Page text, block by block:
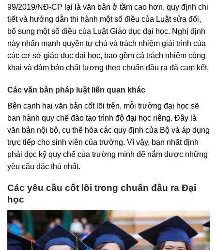
99/2019/NĐ-CP lại là văn bản ở tầm cao hơn, quy định chi
tiết và hướng dẫn thi hành một số điều của Luật sửa đổi,
bổ sung một số điều của Luật Giáo dục đại học. Nghị định
này nhấn mạnh quyền tự chủ và trách nhiệm giải trình của
các cơ sở giáo dục đại học, bao gồm cả trách nhiệm công
khai và đảm bảo chất lượng theo chuẩn đầu ra đã cam kết.
Các văn bản pháp luật liên quan khác
Bên cạnh hai văn bản cốt lõi trên, mỗi trường đại học sẽ
ban hành quy chế đào tạo trình độ đại học riêng. Đây là
văn bản nội bộ, cụ thể hóa các quy định của Bộ và áp dụng
trực tiếp cho sinh viên của trường. Vì vậy, bạn nhất định
phải đọc kỹ quy chế của trường mình để nắm được những
yêu cầu đặc thù nhất.
Các yêu cầu cốt lõi trong chuẩn đầu ra Đại
học